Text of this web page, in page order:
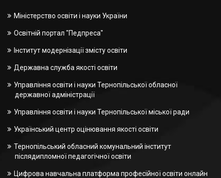
Міністерство освіти і науки України
Освітній портал "Педпреса"
Інститут модернізації змісту освіти
Державна служба якості освіти
Управління освіти і науки Тернопільської обласної
державної адміністрації
Управління освіти і науки Тернопільської міської ради
Український центр оцінювання якості освіти
Тернопільський обласний комунальний інститут
післядипломної педагогічної освіти
Цифрова навчальна платформа професійної освіти онлайн